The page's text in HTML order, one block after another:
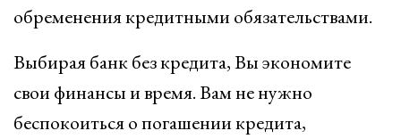
обременения кредитными обязательствами.
Выбирая банк без кредита, Вы экономите
свои финансы и время. Вам не нужно
беспокоиться о погашении кредита,